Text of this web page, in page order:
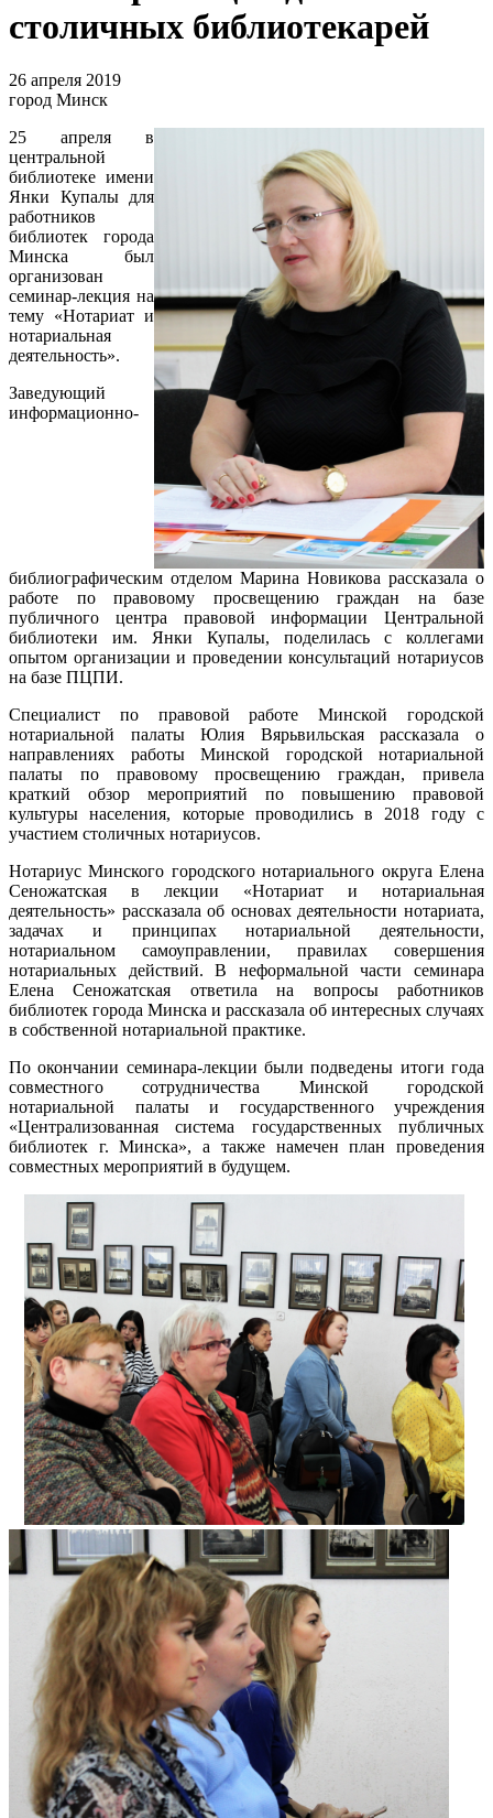
столичных библиотекарей
26 апреля 2019
город Минск
25 апреля в
центральной
библиотеке имени
Янки Купалы для
работников
библиотек города
Минска был
организован
семинар-лекция на
тему «Нотариат и
нотариальная
деятельность».
Заведующий
информационно-
библиографическим отделом Марина Новикова рассказала о
работе по правовому просвещению граждан на базе
публичного центра правовой информации Центральной
библиотеки им. Янки Купалы, поделилась с коллегами
опытом организации и проведении консультаций нотариусов
на базе ПЦПИ.
Специалист по правовой работе Минской городской
нотариальной палаты Юлия Вярьвильская рассказала о
направлениях работы Минской городской нотариальной
палаты по правовому просвещению граждан, привела
краткий обзор мероприятий по повышению правовой
культуры населения, которые проводились в 2018 году с
участием столичных нотариусов.
Нотариус Минского городского нотариального округа Елена
Сеножатская в лекции «Нотариат и нотариальная
деятельность» рассказала об основах деятельности нотариата,
задачах и принципах нотариальной деятельности,
нотариальном самоуправлении, правилах совершения
нотариальных действий. В неформальной части семинара
Елена Сеножатская ответила на вопросы работников
библиотек города Минска и рассказала об интересных случаях
в собственной нотариальной практике.
По окончании семинара-лекции были подведены итоги года
совместного сотрудничества Минской городской
нотариальной палаты и государственного учреждения
«Централизованная система государственных публичных
библиотек г. Минска», а также намечен план проведения
совместных мероприятий в будущем.